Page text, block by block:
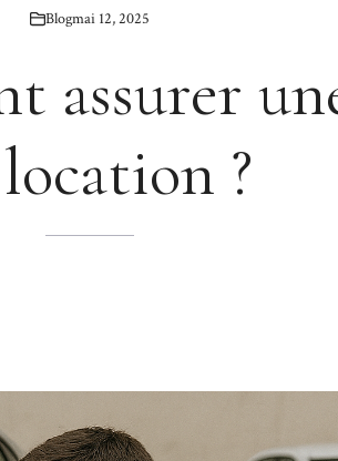
Blogmai 12, 2025
assurer
?